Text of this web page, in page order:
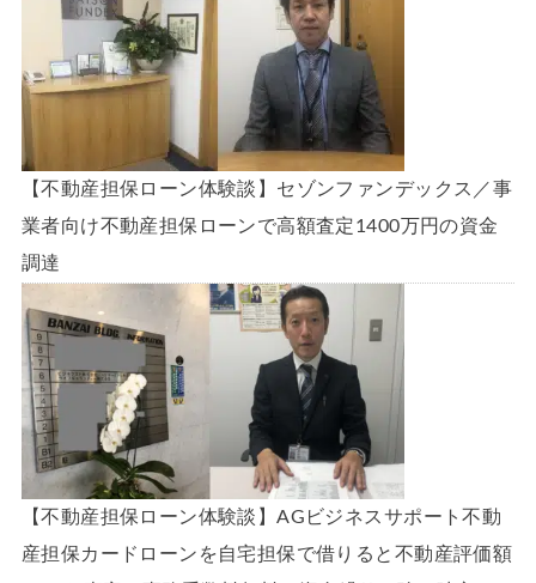
【不動産担保ローン体験談】セゾンファンデックス／事
業者向け不動産担保ローンで高額査定1400万円の資金
調達
【不動産担保ローン体験談】AGビジネスサポート不動
産担保カードローンを自宅担保で借りると不動産評価額